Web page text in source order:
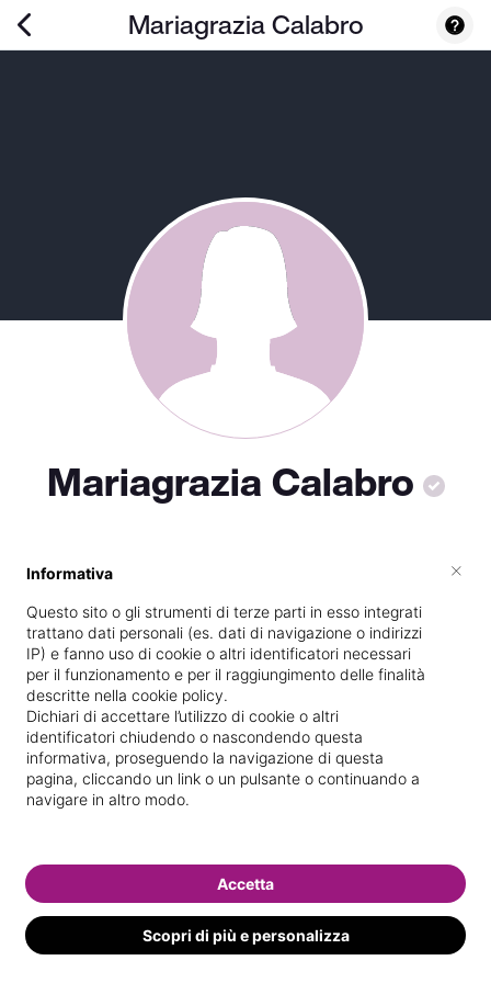
Mariagrazia Calabro
Mariagrazia Calabro
Vedi le informazioni di Mariagrazia
Informativa
Questo sito o gli strumenti di terze parti in esso integrati
trattano dati personali (es. dati di navigazione o indirizzi
IP) e fanno uso di cookie o altri identificatori necessari
per il funzionamento e per il raggiungimento delle finalità
descritte nella cookie policy.
Dichiari di accettare l’utilizzo di cookie o altri
identificatori chiudendo o nascondendo questa
informativa, proseguendo la navigazione di questa
pagina, cliccando un link o un pulsante o continuando a
navigare in altro modo.
Scopri di più e personalizza
Accetta
×